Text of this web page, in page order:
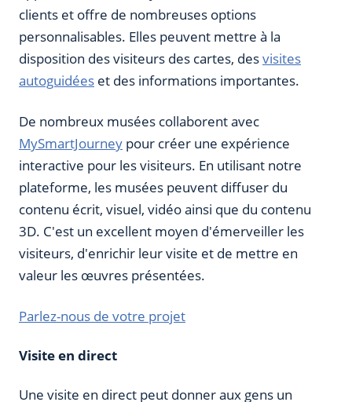
clients et offre de nombreuses options
personnalisables. Elles peuvent mettre à la
disposition des visiteurs des cartes, desvisites
autoguidées et des informations importantes.
De nombreux musées collaborent avec
MySmartJourney pour créer une expérience
interactive pour les visiteurs. En utilisant notre
plateforme, les musées peuvent diffuser du
contenu écrit, visuel, vidéo ainsi que du contenu
3D. C'est un excellent moyen d'émerveiller les
visiteurs, d'enrichir leur visite et de mettre en
valeur les œuvres présentées.
Parlez-nous de votre projet
Visite en direct
Une visite en direct peut donner aux gens un